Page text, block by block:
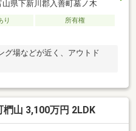
山県下新川郡入善町墓ノ木
り
所有権
グ場などが近く、アウトド
山 3,100万円 2LDK